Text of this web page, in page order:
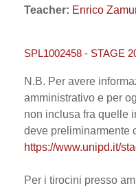
Teacher: Enrico
SPL1002458 - STAGE
N.B. Per avere
amministrativo e per
non inclusa fra quelle
deve preliminarmente
https://www.unipd.it/
Per i tirocini presso